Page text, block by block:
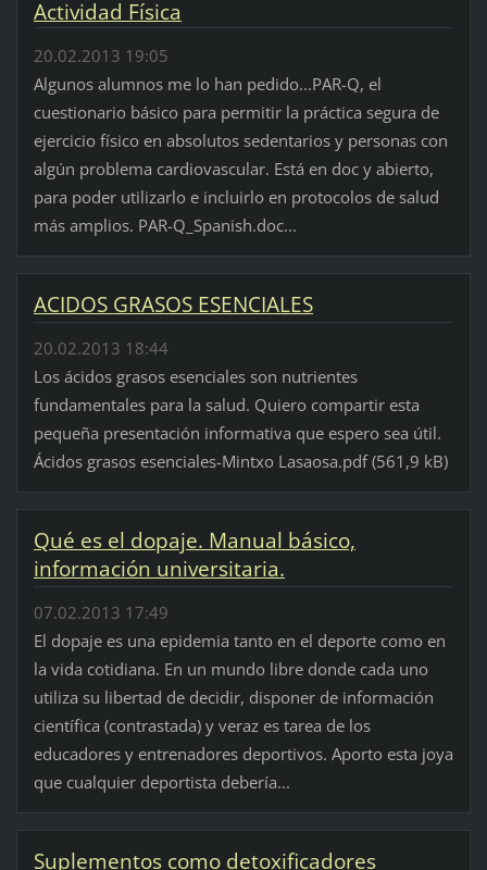
Actividad Física
20.02.2013 19:05
Algunos alumnos me lo han pedido...PAR-Q, el
cuestionario básico para permitir la práctica segura de
ejercicio físico en absolutos sedentarios y personas con
algún problema cardiovascular. Está en doc y abierto,
para poder utilizarlo e incluirlo en protocolos de salud
más amplios. PAR-Q_Spanish.doc...
ACIDOS GRASOS ESENCIALES
20.02.2013 18:44
Los ácidos grasos esenciales son nutrientes
fundamentales para la salud. Quiero compartir esta
pequeña presentación informativa que espero sea útil.
Ácidos grasos esenciales-Mintxo Lasaosa.pdf (561,9 kB)
Qué es el dopaje. Manual básico,
información universitaria.
07.02.2013 17:49
El dopaje es una epidemia tanto en el deporte como en
la vida cotidiana. En un mundo libre donde cada uno
utiliza su libertad de decidir, disponer de información
científica (contrastada) y veraz es tarea de los
educadores y entrenadores deportivos. Aporto esta joya
que cualquier deportista debería...
Suplementos como detoxificadores